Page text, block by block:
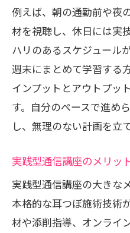
例えば、朝の通勤前や夜
材を視聴し、休日には実
ハリのあるスケジュール
週末にまとめて学習する
インプットとアウトプッ
す。自分のペースで進め
し、無理のない計画を立
実践型通信講座のメリッ
実践型通信講座の大きな
本格的な耳つぼ施術技術
材や添削指導、オンライ